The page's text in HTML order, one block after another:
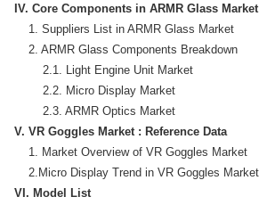
IV. Core Components in ARMR Glass Market
    1. Suppliers List in ARMR Glass Market
    2. ARMR Glass Components Breakdown
        2.1. Light Engine Unit Market
        2.2. Micro Display Market
V. VR Goggles Market : Reference Data
    1. Market Overview of VR Goggles Market
VI. Model List